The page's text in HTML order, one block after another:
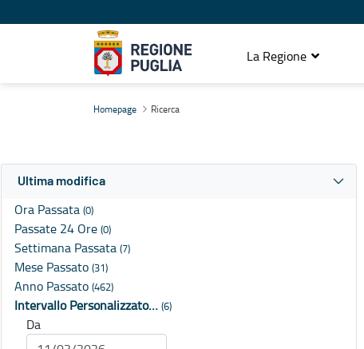
La Regione
Homepage Ricerca
Ultima modifica
Ora Passata (0)
Passate 24 Ore (0)
Settimana Passata (7)
Mese Passato (31)
Anno Passato (462)
Intervallo Personalizzato… (6)
Da